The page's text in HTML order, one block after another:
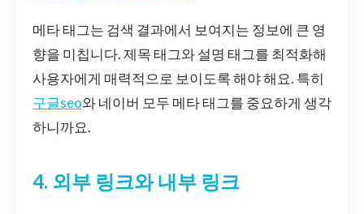
메타 태그는 검색 결과에서 보여지는 정보에 큰 영
향을 미칩니다. 제목 태그와 설명 태그를 최적화해
사용자에게 매력적으로 보이도록 해야 해요. 특히
구글seo와 네이버 모두 메타 태그를 중요하게 생각
하니까요.
4. 외부 링크와 내부 링크